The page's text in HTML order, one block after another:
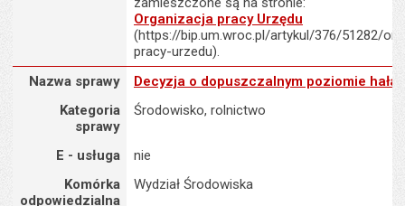
Organizacja pracy Urzędu
(https://bip.um.wroc.pl/artykul/376/51282/
pracy-urzedu).
Nazwa sprawy : Decyzja o dopuszczalnym poziomie hałasu
Nazwa sprawy
Decyzja o dopuszczalnym poziomie
Kategoria
sprawy
Środowisko, rolnictwo
E - usługa
nie
Komórka
odpowiedzialna
Wydział Środowiska